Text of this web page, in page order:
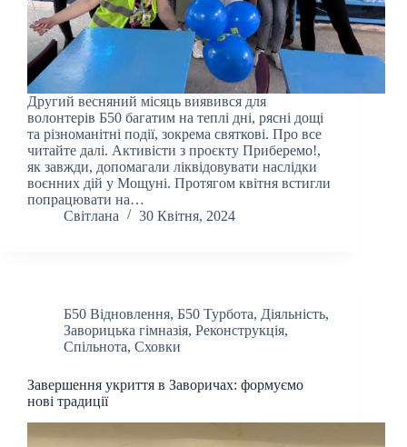
Другий весняний місяць виявився для
волонтерів Б50 багатим на теплі дні, рясні дощі
та різноманітні події, зокрема святкові. Про все
читайте далі. Активісти з проєкту Приберемо!,
як завжди, допомагали ліквідовувати наслідки
воєнних дій у Мощуні. Протягом квітня встигли
попрацювати на…
Світлана
30 Квітня, 2024
Б50 Відновлення, Б50 Турбота, Діяльність,
Заворицька гімназія, Реконструкція,
Спільнота, Сховки
Завершення укриття в Заворичах: формуємо
нові традиції